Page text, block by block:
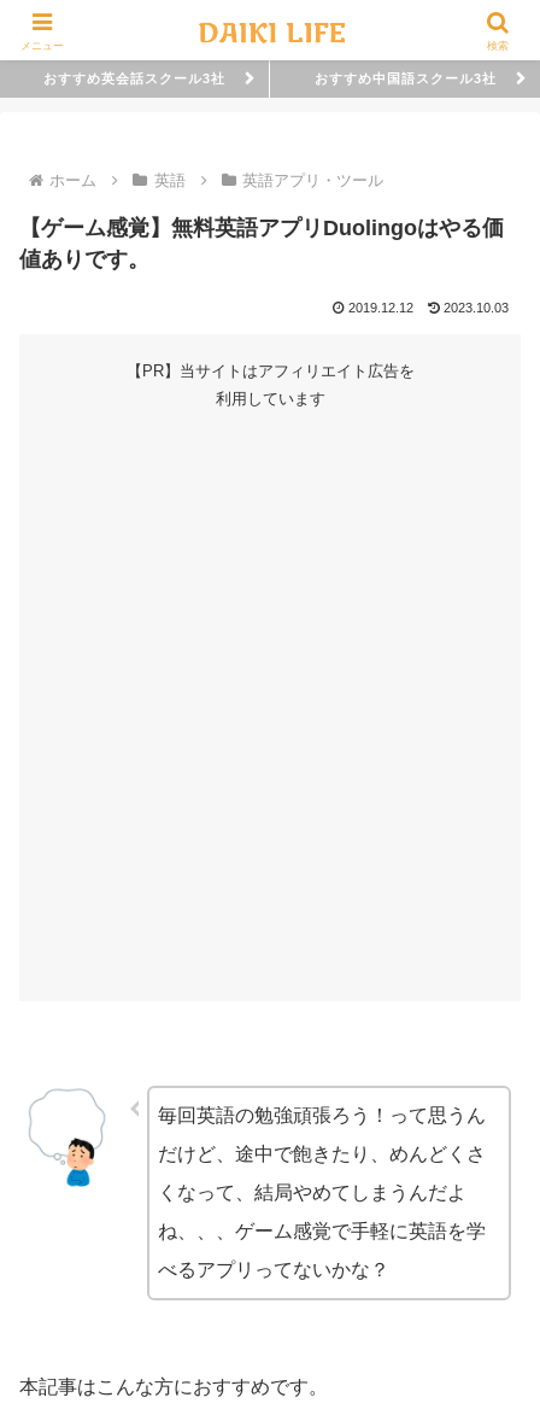
おすすめ英会話スクール3社 おすすめ中国語スクール3社
ホーム 英語 英語アプリ・ツール
【ゲーム感覚】無料英語アプリDuolingoはやる価
値ありです。
2019.12.12 2023.10.03
【PR】当サイトはアフィリエイト広告を
利用しています
毎回英語の勉強頑張ろう！って思うん
だけど、途中で飽きたり、めんどくさ
くなって、結局やめてしまうんだよ
ね、、、ゲーム感覚で手軽に英語を学
べるアプリってないかな？
本記事はこんな方におすすめです。
メニュー 検索